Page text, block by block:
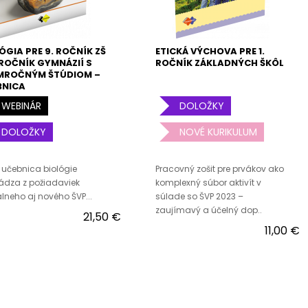
PRE 9. ROČNÍK ZŠ
GYMNÁZIÍ S
ŠTÚDIOM –
WEBINÁR
DOLOŽKY
biológie
z požiadaviek
aj nového ŠVP...
21,50 €
ETICKÁ VÝCHOVA PRE 1.
ROČNÍK ZÁKLADNÝCH ŠKÔL
DOLOŽKY
NOVÉ KURIKULUM
Pracovný zošit pre prvákov ako
komplexný súbor aktivít v
súlade so ŠVP 2023 –
zaujímavý a účelný dop..
11,00 €